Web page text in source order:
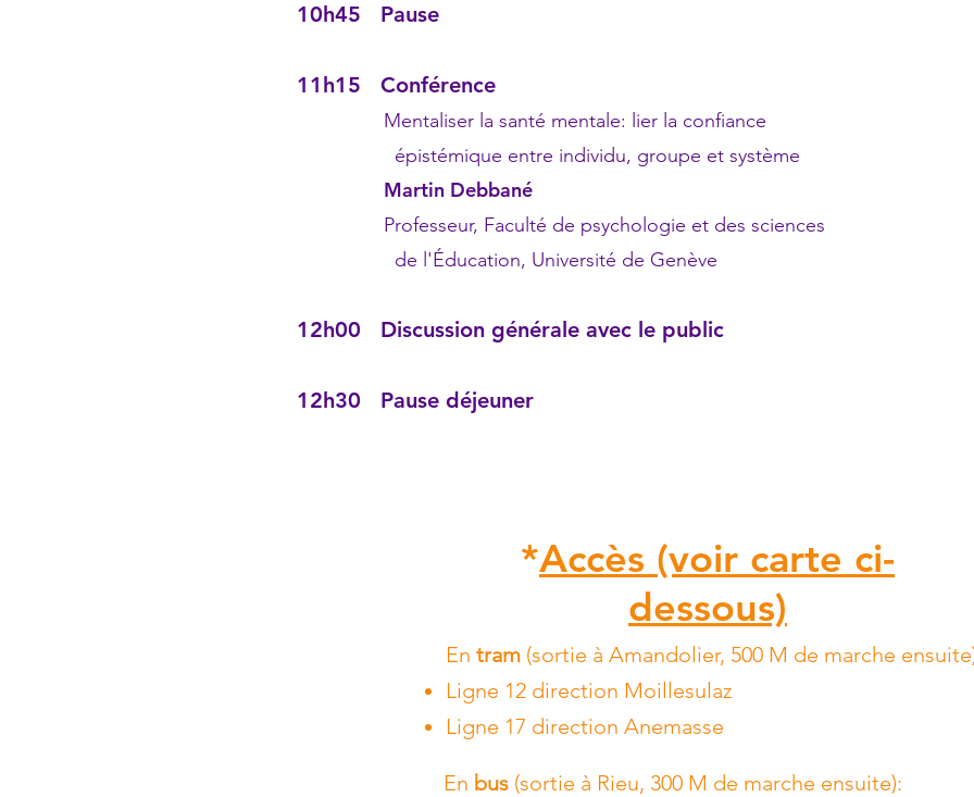
10h45 Pause
11h15 Conférence
Mentaliser la santé mentale: lier la confiance
épistémique entre individu, groupe et système
Martin Debbané
Professeur, Faculté de psychologie et des sciences
de l'Éducation, Université de Genève
12h00 Discussion générale avec le public
12h30 Pause déjeuner
*Accès (voir carte ci-
dessous)
En tram (sortie à Amandolier, 500 M de marche
Ligne 12 direction Moillesulaz
Ligne 17 direction Anemasse
En bus (sortie à Rieu, 300 M de marche ensuite):